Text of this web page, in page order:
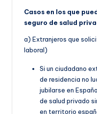
Casos en los que
seguro de salud
a) Extranjeros que
laboral)
Si un ciudadano
de residencia no
jubilarse en
de salud privado
en territorio